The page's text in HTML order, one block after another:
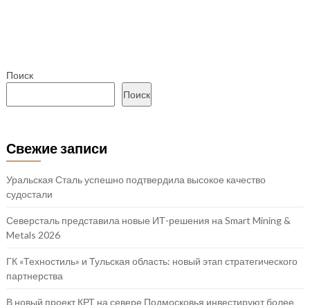
Поиск
Поиск
Свежие записи
Уральская Сталь успешно подтвердила высокое качество
судостали
Северсталь представила новые ИТ-решения на Smart Mining &
Metals 2026
ГК «Техностиль» и Тульская область: новый этап стратегического
партнерства
В новый проект КРТ на севере Подмосковья инвестируют более